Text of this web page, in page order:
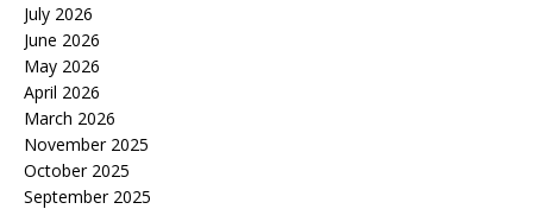
July 2026
June 2026
May 2026
April 2026
March 2026
November 2025
October 2025
September 2025